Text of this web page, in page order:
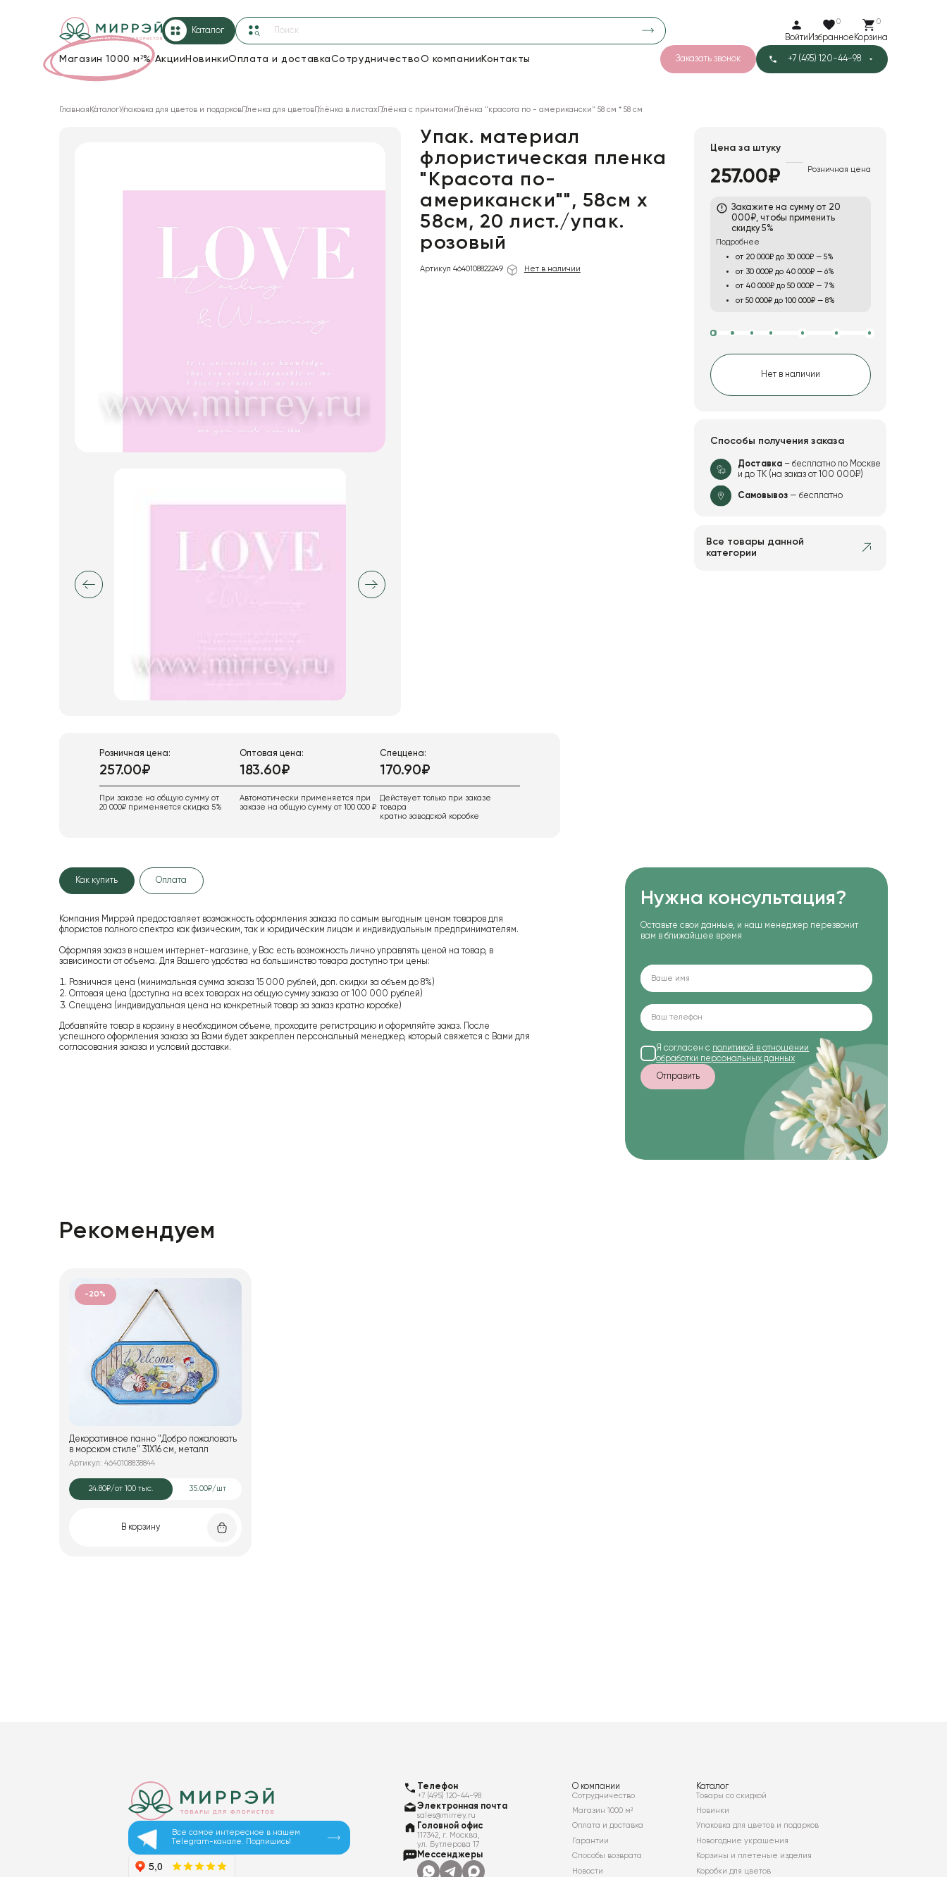
Каталог
Войти
0
Избранное
0
Корзина
Магазин 1000 м²%Акции НовинкиОплата и доставкаСотрудничествоО компании Контакты Заказать звонок +7 (495) 120-44-98
18
Пакеты для цветов и подарков
Искусственные цветы и растения
Главная КаталогУпаковка для цветов и подарковПленка для цветовПлёнка в листахПлёнка с принтами Плёнка "красота по - американски" 58 см * 58 см
Упак. материал
флористическая пленка
"Красота по-
американски"", 58см х
58см, 20 лист./упак.
розовый
Артикул 4640108822249 Нет в наличии
Розничная цена:
257.00₽
При заказе на общую сумму от
20 000₽ применяется скидка 5%
Оптовая цена:
183.60₽
Автоматически применяется при
заказе на общую сумму от 100 000 ₽
Спеццена:
170.90₽
Действует только при заказе
товара
кратно заводской коробке
Цена за штуку
257.00₽ Розничная цена
Закажите на сумму от 20
000₽, чтобы применить
скидку 5%
Подробнее
от 20 000₽ до 30 000₽ — 5%
от 30 000₽ до 40 000₽ — 6%
от 40 000₽ до 50 000₽ — 7%
от 50 000₽ до 100 000₽ — 8%
Нет в наличии
Способы получения заказа
Доставка– бесплатно по Москве
и до ТК (на заказ от 100 000₽)
Самовывоз— бесплатно
Все товары данной
категории
Как купить Оплата
Компания Миррэй предоставляет возможность оформления заказа по самым выгодным ценам товаров для
флористов полного спектра как физическим, так и юридическим лицам и индивидуальным предпринимателям.
Оформляя заказ в нашем интернет-магазине, у Вас есть возможность лично управлять ценой на товар, в
зависимости от объема. Для Вашего удобства на большинство товара доступно три цены:
Розничная цена (минимальная сумма заказа 15 000 рублей, доп. скидки за объем до 8%)
Оптовая цена (доступна на всех товарах на общую сумму заказа от 100 000 рублей)
Спеццена (индивидуальная цена на конкретный товар за заказ кратно коробке)
Добавляйте товар в корзину в необходимом объеме, проходите регистрацию и оформляйте заказ. После
успешного оформления заказа за Вами будет закреплен персональный менеджер, который свяжется с Вами для
согласования заказа и условий доставки.
Нужна консультация?
Оставьте свои данные, и наш менеджер перезвонит
вам в ближайшее время
Я согласен с политикой в отношении
обработки персональных данных
Отправить
Рекомендуем
-20%
Декоративное панно "Добро пожаловать
в морском стиле" 31X16 см, металл
Артикул: 4640108838844
24.80₽/от 100 тыс. 35.00₽/шт
В корзину
Все самое интересное в нашем
Telegram-канале. Подпишись!
Телефон
+7 (495) 120-44-98
Электронная почта
sales@mirrey.ru
Головной офис
117342, г. Москва,
ул. Бутлерова 17
Мессенджеры
О компании
Сотрудничество
Магазин 1000 м²
Оплата и доставка
Гарантии
Способы возврата
Новости
Каталог
Товары со скидкой
Новинки
Упаковка для цветов и подарков
Новогодние украшения
Корзины и плетеные изделия
Коробки для цветов